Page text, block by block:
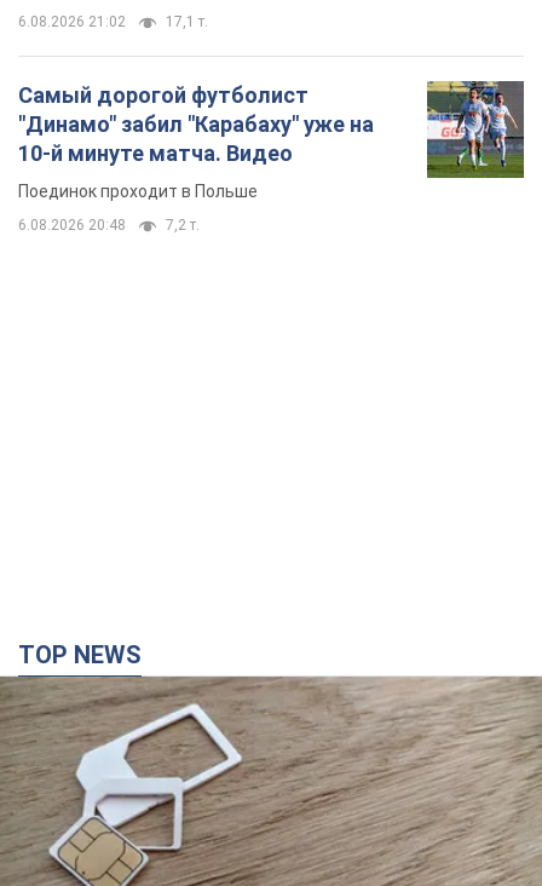
6.08.2026 21:02 17,1 т.
Самый дорогой футболист
"Динамо" забил "Карабаху" уже на
10-й минуте матча. Видео
Поединок проходит в Польше
6.08.2026 20:48 7,2 т.
TOP NEWS